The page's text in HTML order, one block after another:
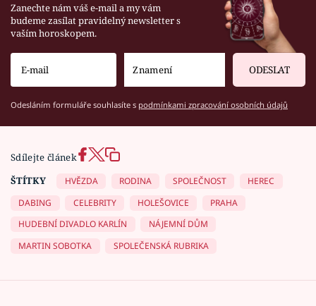
Zanechte nám váš e-mail a my vám
budeme zasílat pravidelný newsletter s
vaším horoskopem.
ODESLAT
Odesláním formuláře souhlasíte s podmínkami zpracování osobních údajů
Sdílejte článek
ŠTÍTKY
HVĚZDA RODINA SPOLEČNOST
HEREC
DABING
CELEBRITY HOLEŠOVICE
PRAHA
HUDEBNÍ DIVADLO KARLÍN
NÁJEMNÍ DŮM
MARTIN SOBOTKA
SPOLEČENSKÁ RUBRIKA